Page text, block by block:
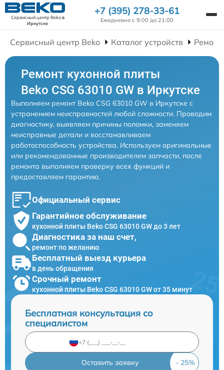
Сервисный центр Bekoв
Иркутске
+7 (395) 278-33-61
Ежедневно с 9:00 до 21:00
Сервисный центр Beko Каталог устройств
Ремонт кухонной плиты
Beko CSG 63010 GW в Иркутске
Выполняем ремонт Beko CSG 63010 GW в Иркутске с
устранением неисправностей любой сложности. Проводим
диагностику, выявляем причины поломки, заменяем
неисправные детали и восстанавливаем
работоспособность устройства. Используем оригинальные
или рекомендованные производителем запчасти, после
ремонта выполняем проверку всех функций и
предоставляем гарантию.
Официальный сервис
Гарантийное обслуживание
кухонной плиты Beko CSG 63010 GW до 3 лет
Диагностика за наш счет,
ремонт по желанию
Бесплатный выезд курьера
в день обращения
Срочный ремонт
кухонной плиты Beko CSG 63010 GW от 35 минут
Бесплатная консультация со
специалистом
Оставить заявку